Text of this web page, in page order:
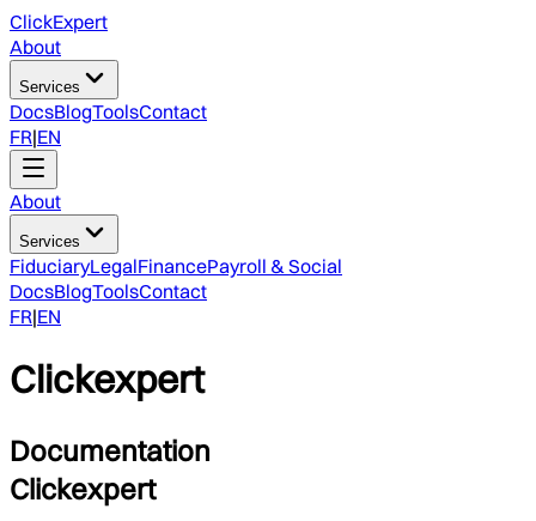
ClickExpert
About
Services
DocsBlogToolsContact
FR|EN
About
Services
FiduciaryLegalFinancePayroll & Social
DocsBlogToolsContact
FR|EN
Clickexpert
Documentation
Clickexpert